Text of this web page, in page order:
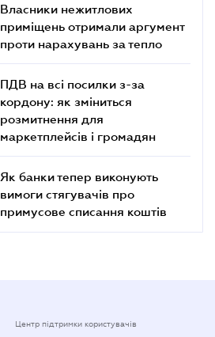
Власники нежитлових
приміщень отримали аргумент
проти нарахувань за тепло
ПДВ на всі посилки з-за
кордону: як зміниться
розмитнення для
маркетплейсів і громадян
Як банки тепер виконують
вимоги стягувачів про
примусове списання коштів
Центр підтримки користувачів